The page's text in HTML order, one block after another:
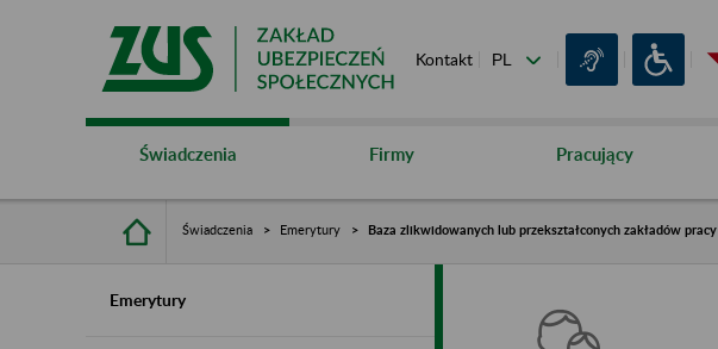
Kontakt
Świadczenia Firmy Pracujący
Świadczenia Emerytury Baza zlikwidowanych lub przekształconych zakładów pracy
Emerytury